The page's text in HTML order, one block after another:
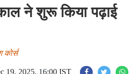
ने शुरू किया पढ़ाई
कोर्स
19, 2025, 16:00 IST